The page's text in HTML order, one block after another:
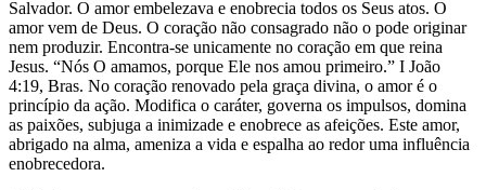
Salvador. O amor embelezava e enobrecia todos os Seus atos. O
amor vem de Deus. O coração não consagrado não o pode originar
nem produzir. Encontra-se unicamente no coração em que reina
Jesus. “Nós O amamos, porque Ele nos amou primeiro.” I João
4:19, Bras. No coração renovado pela graça divina, o amor é o
princípio da ação. Modifica o caráter, governa os impulsos, domina
as paixões, subjuga a inimizade e enobrece as afeições. Este amor,
abrigado na alma, ameniza a vida e espalha ao redor uma influência
enobrecedora.